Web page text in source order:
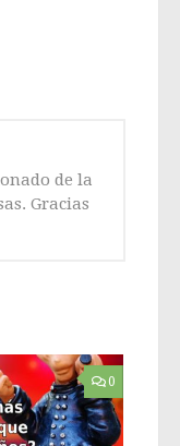
de la
Gracias
0